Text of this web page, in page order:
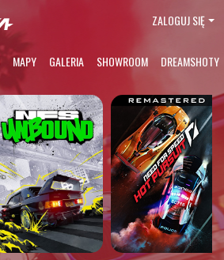
MAPY GALERIA SHOWROOM DREAMSHOTY
ZALOGUJ SIĘ